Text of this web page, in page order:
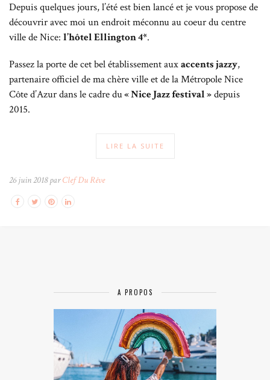
Depuis quelques jours, l’été est bien lancé et je vous propose de
découvrir avec moi un endroit méconnu au coeur du centre
ville de Nice: l’hôtel Ellington 4*.
Passez la porte de cet bel établissement auxaccents jazzy,
partenaire officiel de ma chère ville et de la Métropole Nice
Côte d’Azur dans le cadre du« Nice Jazz festival »depuis
2015.
LIRE LA SUITE
26 juin 2018 parClef Du Rêve
A PROPOS